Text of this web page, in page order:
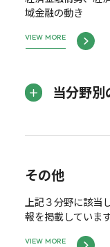
域金融の動き
VIEW MORE
当分野別
その他
上記３分野に該当
報を掲載しています
VIEW MORE